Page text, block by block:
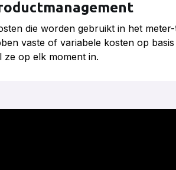
die worden gebruikt in het
vaste of variabele kosten op
ze op elk moment in.